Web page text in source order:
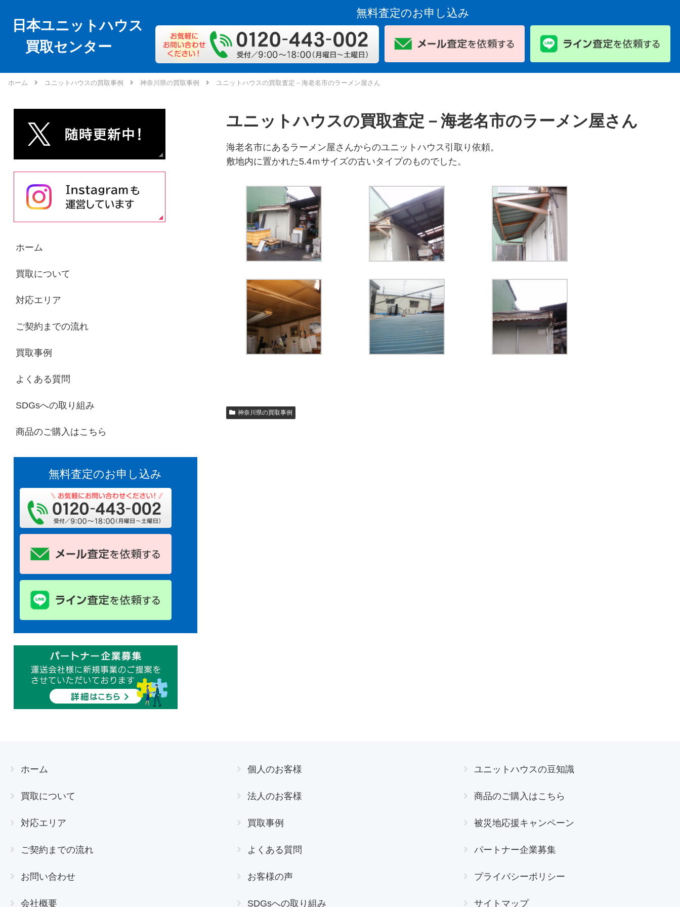
日本ユニットハウス
買取センター
無料査定のお申し込み
ホーム ユニットハウスの買取事例 神奈川県の買取事例 ユニットハウスの買取査定－海老名市のラーメン屋さん
ユニットハウスの買取査定－海老名市のラーメン屋さん
海老名市にあるラーメン屋さんからのユニットハウス引取り依頼。
敷地内に置かれた5.4ｍサイズの古いタイプのものでした。
神奈川県の買取事例
ホーム
買取について
対応エリア
ご契約までの流れ
買取事例
よくある質問
SDGsへの取り組み
商品のご購入はこちら
無料査定のお申し込み
ホーム
買取について
対応エリア
ご契約までの流れ
お問い合わせ
会社概要
個人のお客様
法人のお客様
買取事例
よくある質問
お客様の声
SDGsへの取り組み
ユニットハウスの豆知識
商品のご購入はこちら
被災地応援キャンペーン
パートナー企業募集
プライバシーポリシー
サイトマップ